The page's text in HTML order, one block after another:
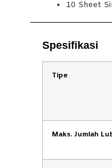
10 Sheet
Spesifikasi
Tipe
Maks. Jumlah